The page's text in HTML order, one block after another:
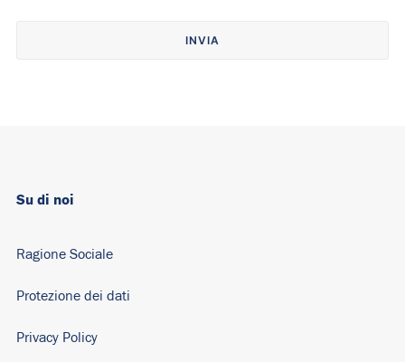
Su di noi
Ragione Sociale
Protezione dei dati
Privacy Policy